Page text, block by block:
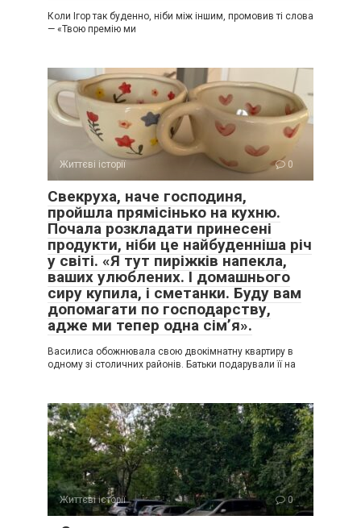
Коли Ігор так буденно, ніби між іншим, промовив ті слова
— «Твою премію ми
Життєві історії 0
Свекруха, наче господиня,
пройшла прямісінько на кухню.
Почала розкладати принесені
продукти, ніби це найбуденніша річ
у світі. «Я тут пиріжків напекла,
ваших улюблених. І домашнього
сиру купила, і сметанки. Буду вам
допомагати по господарству,
адже ми тепер одна сім’я».
Василиса обожнювала свою двокімнатну квартиру в
одному зі столичних районів. Батьки подарували її на
Життєві історії 0